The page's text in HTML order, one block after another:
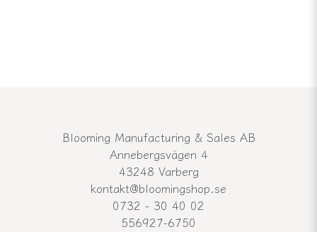
Blooming Manufacturing & Sales AB
Annebergsvägen 4
43248 Varberg
kontakt@bloomingshop.se
0732 - 30 40 02
556927-6750